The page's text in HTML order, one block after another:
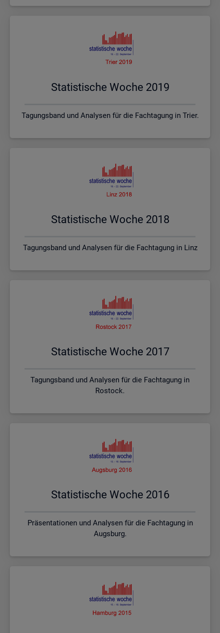
Sta­tis­ti­sche Woche 2019
Tagungsband und Analysen für die Fachtagung in Trier.
Sta­tis­ti­sche Woche 2018
Tagungsband und Analysen für die Fachtagung in Linz
Sta­tis­ti­sche Woche 2017
Tagungsband und Analysen für die Fachtagung in
Rostock.
Sta­tis­ti­sche Woche 2016
Präsentationen und Analysen für die Fachtagung in
Augsburg.